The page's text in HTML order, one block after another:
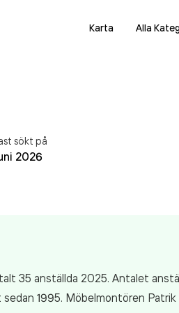
Karta Alla
sökt på
2026
35 anställda 2025. Antalet
1995. Möbelmontören Patrik